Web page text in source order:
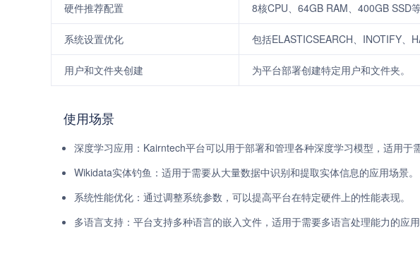
硬件推荐配置 8核CPU、64GB RAM、400GB SSD等
系统设置优化 包括ELASTICSEARCH、INOTIFY、
用户和文件夹创建 为平台部署创建特定用户和文件夹。
使用场景
深度学习应用：Kairntech平台可以用于部署和管理各种深度学习模型，适用于
Wikidata实体钓鱼：适用于需要从大量数据中识别和提取实体信息的应用场景。
系统性能优化：通过调整系统参数，可以提高平台在特定硬件上的性能表现。
多语言支持：平台支持多种语言的嵌入文件，适用于需要多语言处理能力的应用